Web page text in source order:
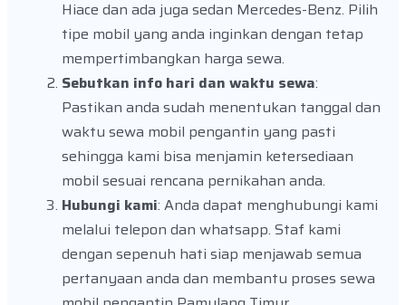
Hiace dan ada juga sedan Mercedes-Benz. Pilih
tipe mobil yang anda inginkan dengan tetap
mempertimbangkan harga sewa.
Sebutkan info hari dan waktu sewa:
Pastikan anda sudah menentukan tanggal dan
waktu sewa mobil pengantin yang pasti
sehingga kami bisa menjamin ketersediaan
mobil sesuai rencana pernikahan anda.
Hubungi kami: Anda dapat menghubungi kami
melalui telepon dan whatsapp. Staf kami
dengan sepenuh hati siap menjawab semua
pertanyaan anda dan membantu proses sewa